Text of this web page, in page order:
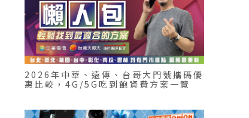
2026年中華、遠傳、台哥大門號攜碼優
惠比較，4G/5G吃到飽資費方案一覽